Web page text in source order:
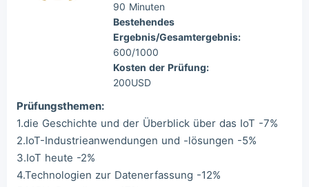
90 Minuten
Bestehendes
Ergebnis/Gesamtergebnis:
600/1000
Kosten der Prüfung:
200USD
Prüfungsthemen:
1.die Geschichte und der Überblick über das IoT -7%
2.IoT-Industrieanwendungen und -lösungen -5%
3.IoT heute -2%
4.Technologien zur Datenerfassung -12%